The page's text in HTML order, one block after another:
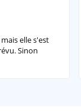
elle s'est
Sinon